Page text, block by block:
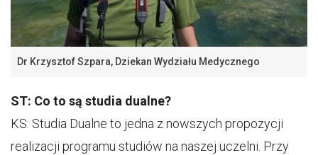
Dr Krzysztof Szpara, Dziekan Wydziału Medycznego
ST: Co to są studia dualne?
KS: Studia Dualne to jedna z nowszych propozycji
realizacji programu studiów na naszej uczelni. Przy